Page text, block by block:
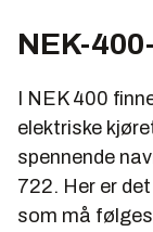
NEK-
I NEK 400
elektriske
spennende
722. Her er
som må